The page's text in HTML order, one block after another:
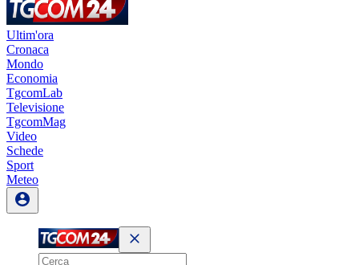
Ultim'ora
Cronaca
Mondo
Economia
TgcomLab
Televisione
TgcomMag
Video
Schede
Sport
Meteo